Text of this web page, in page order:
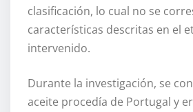
clasificación, lo cual no se
características descritas en el
intervenido.
Durante la investigación, se
aceite procedía de Portugal y